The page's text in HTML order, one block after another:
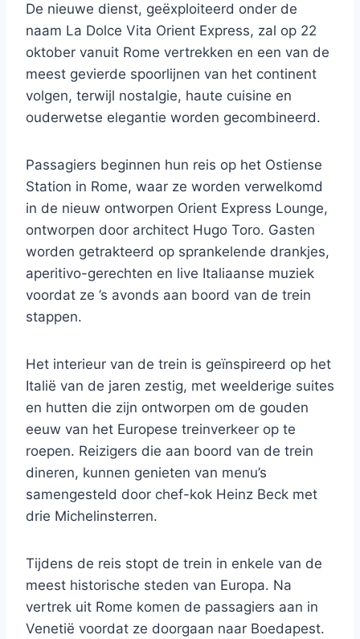
De nieuwe dienst, geëxploiteerd onder de
naam La Dolce Vita Orient Express, zal op 22
oktober vanuit Rome vertrekken en een van de
meest gevierde spoorlijnen van het continent
volgen, terwijl nostalgie, haute cuisine en
ouderwetse elegantie worden gecombineerd.
Passagiers beginnen hun reis op het Ostiense
Station in Rome, waar ze worden verwelkomd
in de nieuw ontworpen Orient Express Lounge,
ontworpen door architect Hugo Toro. Gasten
worden getrakteerd op sprankelende drankjes,
aperitivo-gerechten en live Italiaanse muziek
voordat ze ’s avonds aan boord van de trein
stappen.
Het interieur van de trein is geïnspireerd op het
Italië van de jaren zestig, met weelderige suites
en hutten die zijn ontworpen om de gouden
eeuw van het Europese treinverkeer op te
roepen. Reizigers die aan boord van de trein
dineren, kunnen genieten van menu’s
samengesteld door chef-kok Heinz Beck met
drie Michelinsterren.
Tijdens de reis stopt de trein in enkele van de
meest historische steden van Europa. Na
vertrek uit Rome komen de passagiers aan in
Venetië voordat ze doorgaan naar Boedapest.